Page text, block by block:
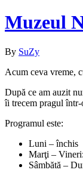
Muzeul
By SuZy
Acum ceva vreme,
După ce am auzit
îi trecem pragul într-
Programul este:
Luni – închis
Marţi –
Sâmbătă –